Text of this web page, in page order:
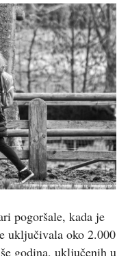
pogoršale, kada je
uključivala oko 2.000
godina, uključenih u